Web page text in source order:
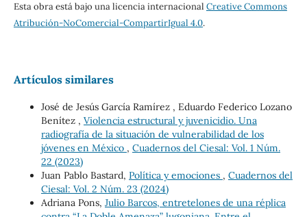
Esta obra está bajo una licencia internacional Creative Commons
Atribución-NoComercial-CompartirIgual 4.0.
Artículos similares
José de Jesús García Ramírez , Eduardo Federico Lozano
Benítez , Violencia estructural y juvenicidio. Una
radiografía de la situación de vulnerabilidad de los
jóvenes en México , Cuadernos del Ciesal: Vol. 1 Núm.
22 (2023)
Juan Pablo Bastard, Política y emociones , Cuadernos del
Ciesal: Vol. 2 Núm. 23 (2024)
Adriana Pons, Julio Barcos, entretelones de una réplica